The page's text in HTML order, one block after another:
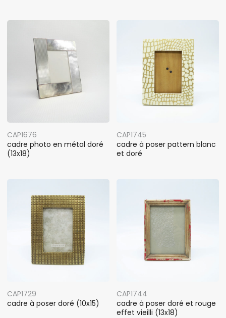
CAP1676
cadre photo en métal doré
(13x18)
CAP1745
cadre à poser pattern blanc
et doré
CAP1729
cadre à poser doré (10x15)
CAP1744
cadre à poser doré et rouge
effet vieilli (13x18)